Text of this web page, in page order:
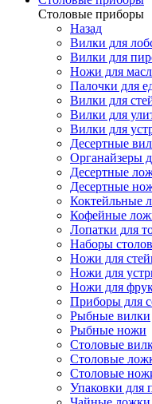
Cтоловые приборы
Назад
Вилки для
Вилки для
Ножи для
Палочки для
Вилки для
Вилки для
Вилки для
Десертные
Органайзеры
Десертные
Десертные
Коктейльные
Кофейные
Лопатки для
Наборы
Ножи для
Ножи для
Ножи для
Приборы для
Рыбные вилки
Рыбные ножи
Столовые
Столовые
Столовые
Упаковки для